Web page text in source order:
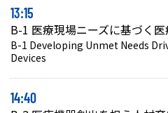
13:15
B-1 医療現場ニーズに基づく
B-1 Developing Unmet Needs
Devices
14:40